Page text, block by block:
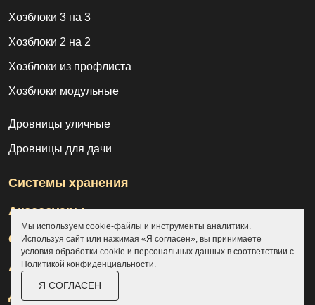
Хозблоки 3 на 3
Хозблоки 2 на 2
Хозблоки из профлиста
Хозблоки модульные
Дровницы уличные
Дровницы для дачи
Системы хранения
Аксессуары
Склады
Ангары
Дровницы
Мы используем cookie-файлы и инструменты аналитики.
Используя сайт или нажимая «Я согласен», вы принимаете
условия обработки cookie и персональных данных в соответствии с
Политикой конфиденциальности.
Я СОГЛАСЕН